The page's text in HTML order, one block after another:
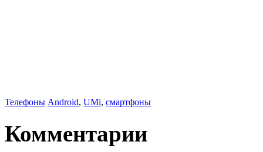
Телефоны Android, UMi, смартфоны
Комментарии